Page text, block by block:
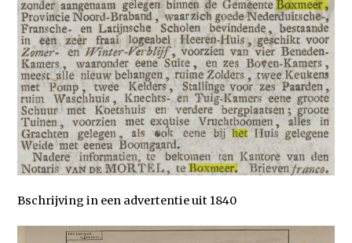
Bschrijving in een advertentie uit 1840